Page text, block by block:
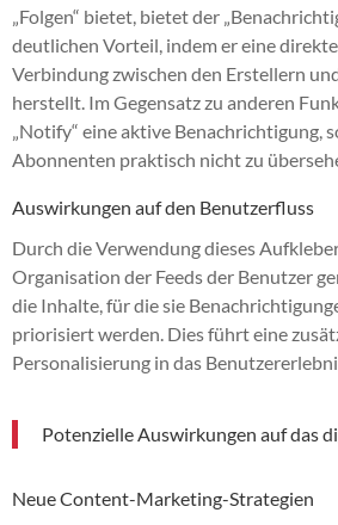
„Folgen“ bietet, bietet der
deutlichen Vorteil, indem er eine
Verbindung zwischen den Erstellern
herstellt. Im Gegensatz zu anderen
„Notify“ eine aktive Benachrichtigung,
Abonnenten praktisch nicht zu
Auswirkungen auf den Benutzerfluss
Durch die Verwendung dieses
Organisation der Feeds der Benutzer
die Inhalte, für die sie
priorisiert werden. Dies führt eine
Personalisierung in das
Potenzielle Auswirkungen auf das
Neue Content-Marketing-Strategien